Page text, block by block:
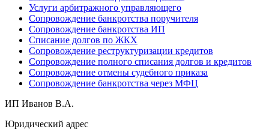
Услуги арбитражного управляющего
Сопровождение банкротства поручителя
Сопровождение банкротства ИП
Списание долгов по ЖКХ
Сопровождение реструктуризации кредитов
Сопровождение полного списания долгов и кредитов
Сопровождение отмены судебного приказа
Сопровождение банкротства через МФЦ
ИП Иванов В.А.
Юридический адрес